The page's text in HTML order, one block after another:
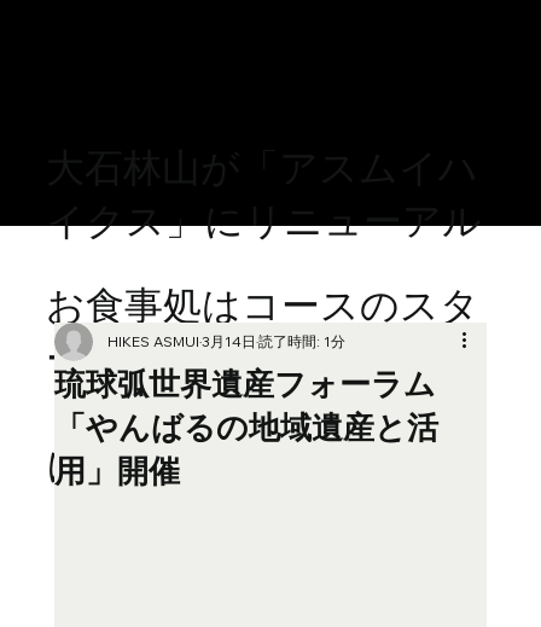
イクス」にリニューアル
お食事処はコースのスタ
ート地点
「スピリットラウンジ」
に移転しております。
琉球弧世界遺産フォーラム
「やんばるの地域遺産と活
用」開催
HIKES ASMUI3月14日 読了時間: 1分